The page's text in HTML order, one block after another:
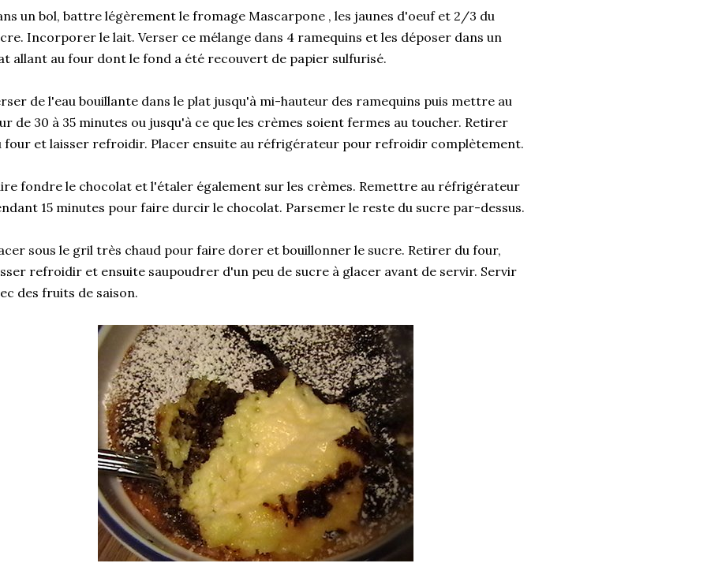
un bol, battre légèrement le fromage Mascarpone , les jaunes d'oeuf et 2/3 du
Incorporer le lait. Verser ce mélange dans 4 ramequins et les déposer dans un
allant au four dont le fond a été recouvert de papier sulfurisé.
de l'eau bouillante dans le plat jusqu'à mi-hauteur des ramequins puis mettre au
de 30 à 35 minutes ou jusqu'à ce que les crèmes soient fermes au toucher. Retirer
four et laisser refroidir. Placer ensuite au réfrigérateur pour refroidir complètement.
fondre le chocolat et l'étaler également sur les crèmes. Remettre au réfrigérateur
15 minutes pour faire durcir le chocolat. Parsemer le reste du sucre par-dessus.
sous le gril très chaud pour faire dorer et bouillonner le sucre. Retirer du four,
refroidir et ensuite saupoudrer d'un peu de sucre à glacer avant de servir. Servir
des fruits de saison.